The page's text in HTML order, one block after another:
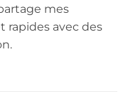
mes
rapides avec des